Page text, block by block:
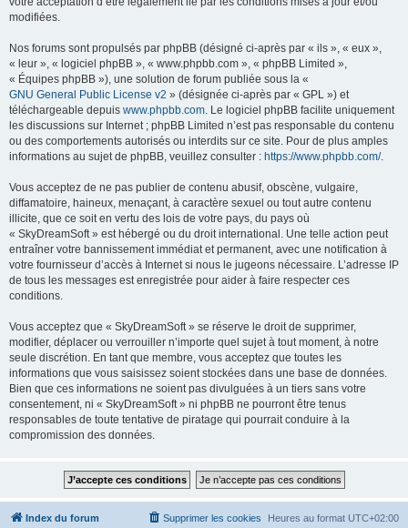
modifiées.
Nos forums sont propulsés par phpBB (désigné ci-après par « ils », « eux »,
« leur », « logiciel phpBB », « www.phpbb.com », « phpBB Limited »,
« Équipes phpBB »), une solution de forum publiée sous la «
GNU General Public License v2 » (désignée ci-après par « GPL ») et
téléchargeable depuis www.phpbb.com. Le logiciel phpBB facilite uniquement
les discussions sur Internet ; phpBB Limited n’est pas responsable du contenu
ou des comportements autorisés ou interdits sur ce site. Pour de plus amples
informations au sujet de phpBB, veuillez consulter : https://www.phpbb.com/.
Vous acceptez de ne pas publier de contenu abusif, obscène, vulgaire,
diffamatoire, haineux, menaçant, à caractère sexuel ou tout autre contenu
illicite, que ce soit en vertu des lois de votre pays, du pays où
« SkyDreamSoft » est hébergé ou du droit international. Une telle action peut
entraîner votre bannissement immédiat et permanent, avec une notification à
votre fournisseur d’accès à Internet si nous le jugeons nécessaire. L’adresse IP
de tous les messages est enregistrée pour aider à faire respecter ces
conditions.
Vous acceptez que « SkyDreamSoft » se réserve le droit de supprimer,
modifier, déplacer ou verrouiller n’importe quel sujet à tout moment, à notre
seule discrétion. En tant que membre, vous acceptez que toutes les
informations que vous saisissez soient stockées dans une base de données.
Bien que ces informations ne soient pas divulguées à un tiers sans votre
consentement, ni « SkyDreamSoft » ni phpBB ne pourront être tenus
responsables de toute tentative de piratage qui pourrait conduire à la
compromission des données.
Index du forum Heures au format UTC+02:00
Supprimer les cookies